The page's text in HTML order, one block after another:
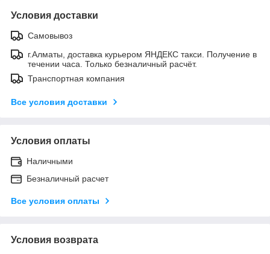
Условия доставки
Самовывоз
г.Алматы, доставка курьером ЯНДЕКС такси. Получение в
течении часа. Только безналичный расчёт.
Транспортная компания
Все условия доставки
Условия оплаты
Наличными
Безналичный расчет
Все условия оплаты
Условия возврата